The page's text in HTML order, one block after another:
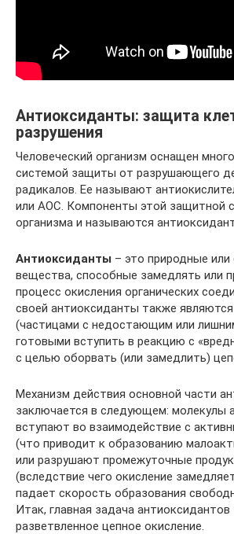
Антиоксиданты: защита
разрушения
Человеческий организм оснащен
системой защиты от разрушающего
радикалов. Ее называют
или АОС. Компоненты этой защитной
организма и называются
Антиоксиданты – это природные или
вещества, способные замедлять или
процесс окисления органических
своей антиоксиданты также
(частицами с недостающим или
готовыми вступить в реакцию с
с целью оборвать (или замедлить)
Механизм действия основной части
заключается в следующем: молекулы
вступают во взаимодействие с
(что приводит к образованию
или разрушают промежуточные
(вследствие чего окисление
падает скорость образования
Итак, главная задача
разветвленное цепное окисление.